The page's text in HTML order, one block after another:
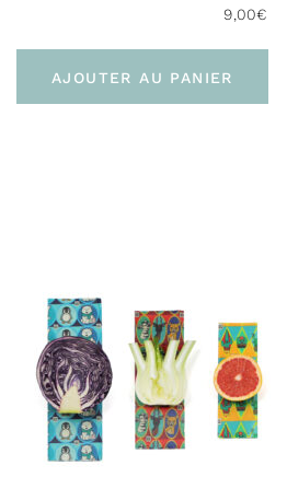
9,00€
AJOUTER AU PANIER